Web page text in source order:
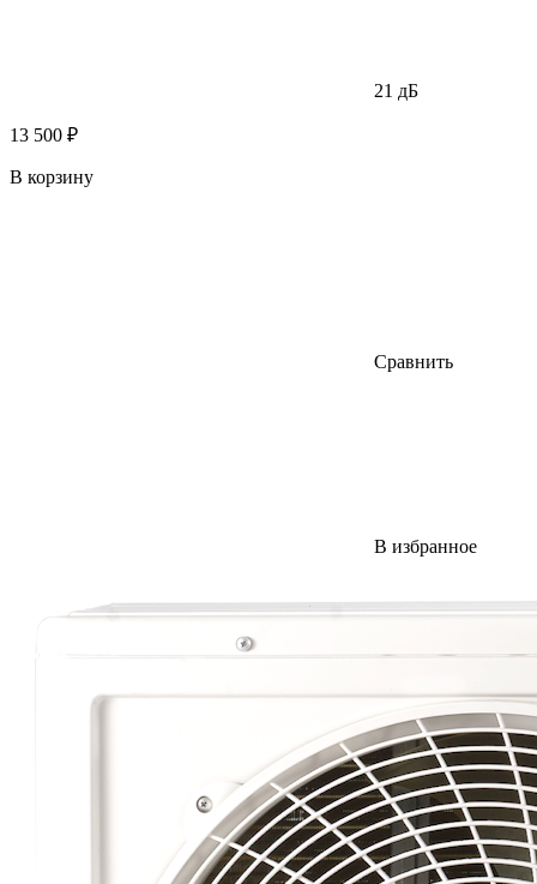
21 дБ
13 500 ₽
В корзину
Сравнить
В избранное